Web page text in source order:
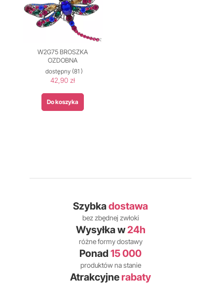
W2G75 BROSZKA
OZDOBNA
dostępny(81 )
42,90 zł
Do koszyka
Szybkadostawa
bez zbędnej zwłoki
Wysyłka w24h
różne formy dostawy
Ponad 15 000
produktów na stanie
Atrakcyjne rabaty